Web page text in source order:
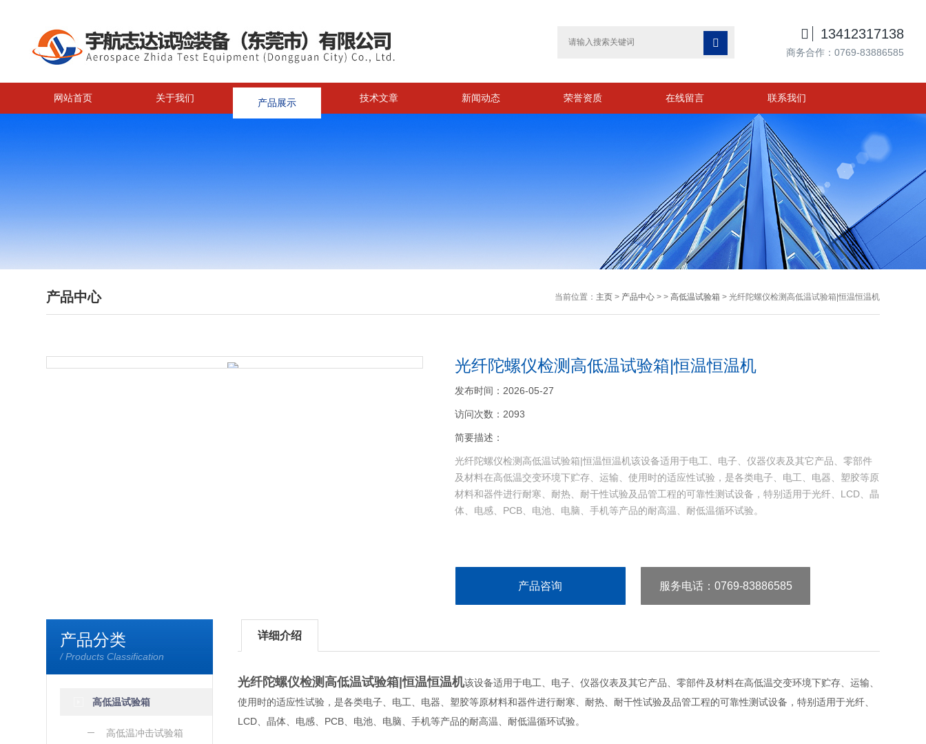

 13412317138
商务合作：0769-83886585
网站首页 关于我们 产品展示 技术文章 新闻动态 荣誉资质 在线留言 联系我们
产品中心 当前位置： 主页> 产品中心> > 高低温试验箱 > 光纤陀螺仪检测高低温试验箱|恒温恒温机
光纤陀螺仪检测高低温试验箱|恒温恒温机
发布时间：2026-05-27
访问次数：2093
简要描述：
光纤陀螺仪检测高低温试验箱|恒温恒温机该设备适用于电工、电子、仪器仪表及其它产品、零部件
及材料在高低温交变环境下贮存、运输、使用时的适应性试验，是各类电子、电工、电器、塑胶等原
材料和器件进行耐寒、耐热、耐干性试验及品管工程的可靠性测试设备，特别适用于光纤、LCD、晶
体、电感、PCB、电池、电脑、手机等产品的耐高温、耐低温循环试验。
产品咨询 服务电话：0769-83886585
产品分类
/ Products Classification
高低温试验箱
高低温冲击试验箱
详细介绍
光纤陀螺仪检测高低温试验箱|恒温恒温机该设备适用于电工、电子、仪器仪表及其它产品、零部件及材料在高低温交变环境下贮存、运输、
使用时的适应性试验，是各类电子、电工、电器、塑胶等原材料和器件进行耐寒、耐热、耐干性试验及品管工程的可靠性测试设备，特别适用于光纤、
LCD、晶体、电感、PCB、电池、电脑、手机等产品的耐高温、耐低温循环试验。